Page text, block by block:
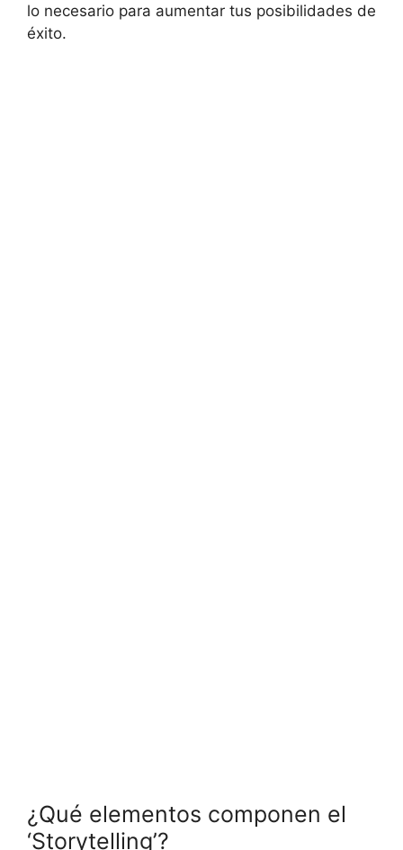
lo necesario para aumentar tus posibilidades de
éxito.
¿Qué elementos componen el
‘Storytelling’?